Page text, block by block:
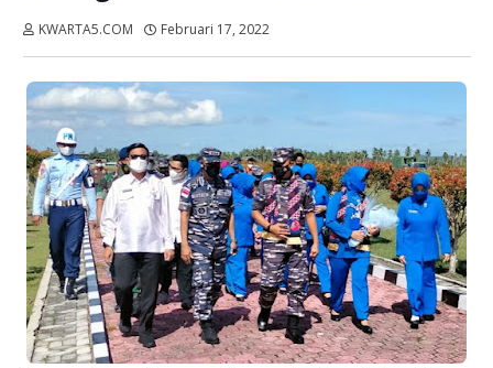
KWARTA5.COM Februari 17, 2022